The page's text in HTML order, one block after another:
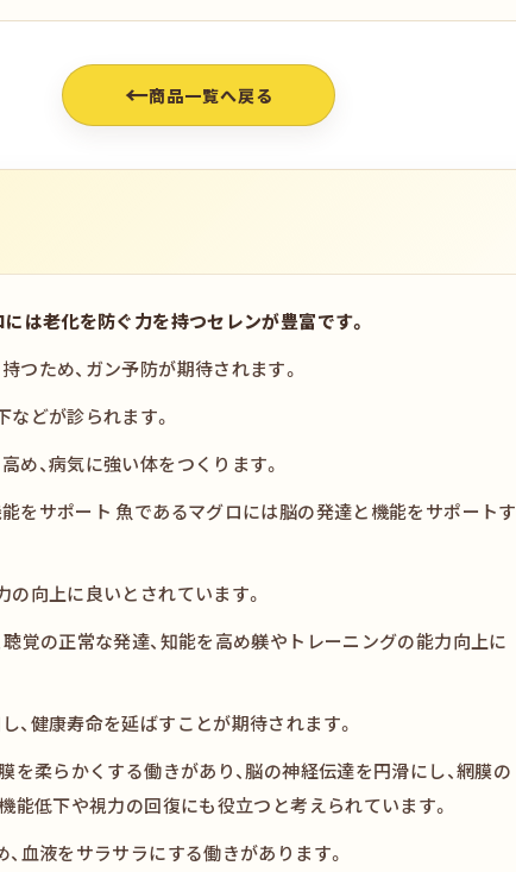
←商品一覧へ戻る
は老化を防ぐ力を持つセレンが豊富です。
ため、ガン予防が期待されます。
どが診られます。
、病気に強い体をつくります。
をサポート 魚であるマグロには脳の発達と機能をサポートす
向上に良いとされています。
覚の正常な発達、知能を高め躾やトレーニングの能力向上に
健康寿命を延ばすことが期待されます。
柔らかくする働きがあり、脳の神経伝達を円滑にし、網膜の
能低下や視力の回復にも役立つと考えられています。
血液をサラサラにする働きがあります。